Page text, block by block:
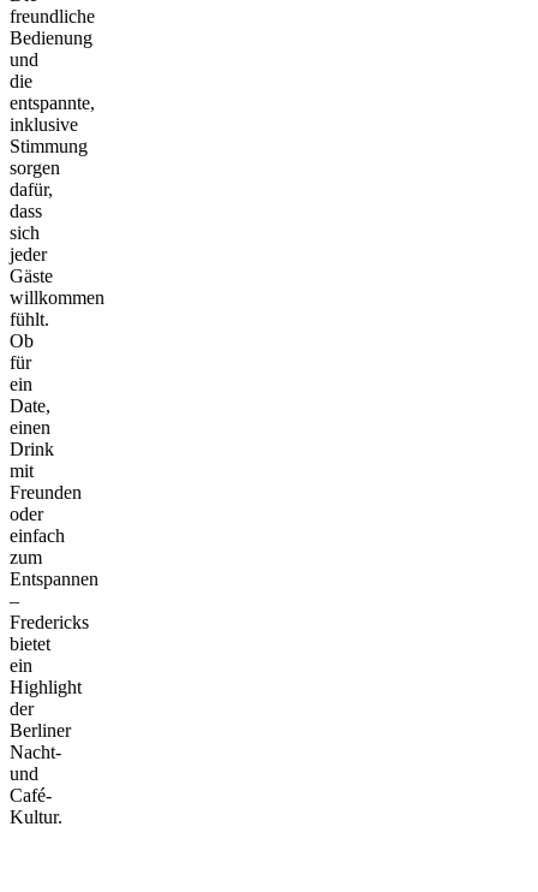
freundliche
Bedienung
und
die
entspannte,
inklusive
Stimmung
sorgen
dafür,
dass
sich
jeder
Gäste
willkommen
fühlt.
Ob
für
ein
Date,
einen
Drink
mit
Freunden
oder
einfach
zum
Entspannen
–
Fredericks
bietet
ein
Highlight
der
Berliner
Nacht-
und
Café-
Kultur.